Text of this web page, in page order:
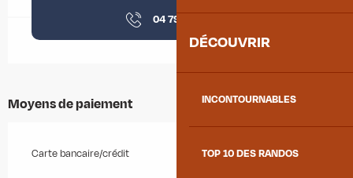
DÉCOUVRIR
INCONTOURNABLES
TOP 10 DES RANDOS
04 79 83 15
Moyens de paiement
Carte bancaire/crédit